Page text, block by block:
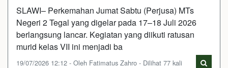
SLAWI– Perkemahan Jumat Sabtu (Perjusa) MTs
Negeri 2 Tegal yang digelar pada 17–18 Juli 2026
berlangsung lancar. Kegiatan yang diikuti ratusan
murid kelas VII ini menjadi ba
19/07/2026 12:12 - Oleh Fatimatus Zahro - Dilihat 77 kali